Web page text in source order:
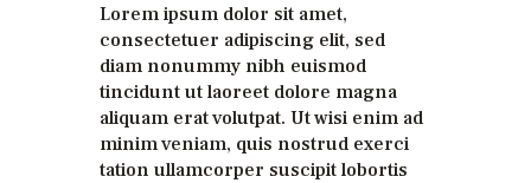
Lorem ipsum dolor sit amet,
consectetuer adipiscing elit, sed
diam nonummy nibh euismod
tincidunt ut laoreet dolore magna
aliquam erat volutpat. Ut wisi enim ad
minim veniam, quis nostrud exerci
tation ullamcorper suscipit lobortis